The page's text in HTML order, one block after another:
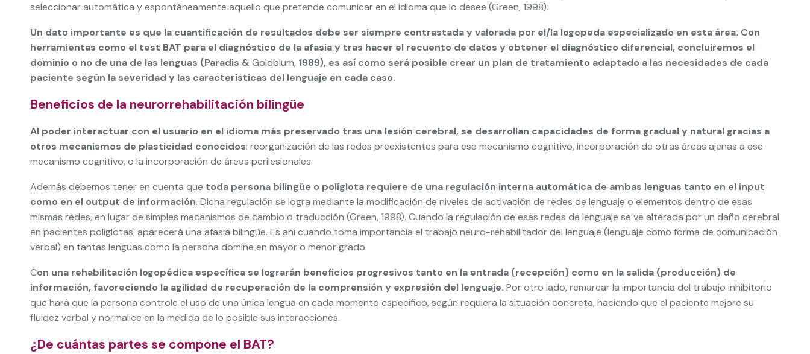
seleccionar automática y espontáneamente aquello que pretende comunicar en el idioma que lo desee (Green, 1998).
Un dato importante es que la cuantificación de resultados debe ser siempre contrastada y valorada por el/la logopeda especializado en esta área. Con
herramientas como el test BAT para el diagnóstico de la afasia y tras hacer el recuento de datos y obtener el diagnóstico diferencial, concluiremos el
dominio o no de una de las lenguas (Paradis & Goldblum, 1989), es así como será posible crear un plan de tratamiento adaptado a las necesidades de cada
paciente según la severidad y las características del lenguaje en cada caso.
Beneficios de la neurorrehabilitación bilingüe
Al poder interactuar con el usuario en el idioma más preservado tras una lesión cerebral, se desarrollan capacidades de forma gradual y natural gracias a
otros mecanismos de plasticidad conocidos: reorganización de las redes preexistentes para ese mecanismo cognitivo, incorporación de otras áreas ajenas a ese
mecanismo cognitivo, o la incorporación de áreas perilesionales.
Además debemos tener en cuenta que toda persona bilingüe o políglota requiere de una regulación interna automática de ambas lenguas tanto en el input
como en el output de información. Dicha regulación se logra mediante la modificación de niveles de activación de redes de lenguaje o elementos dentro de esas
mismas redes, en lugar de simples mecanismos de cambio o traducción (Green, 1998). Cuando la regulación de esas redes de lenguaje se ve alterada por un daño cerebral
en pacientes políglotas, aparecerá una afasia bilingüe. Es ahí cuando toma importancia el trabajo neuro-rehabilitador del lenguaje (lenguaje como forma de comunicación
verbal) en tantas lenguas como la persona domine en mayor o menor grado.
Con una rehabilitación logopédica específica se lograrán beneficios progresivos tanto en la entrada (recepción) como en la salida (producción) de
información, favoreciendo la agilidad de recuperación de la comprensión y expresión del lenguaje. Por otro lado, remarcar la importancia del trabajo inhibitorio
que hará que la persona controle el uso de una única lengua en cada momento específico, según requiera la situación concreta, haciendo que el paciente mejore su
fluidez verbal y normalice en la medida de lo posible sus interacciones.
¿De cuántas partes se compone el BAT?